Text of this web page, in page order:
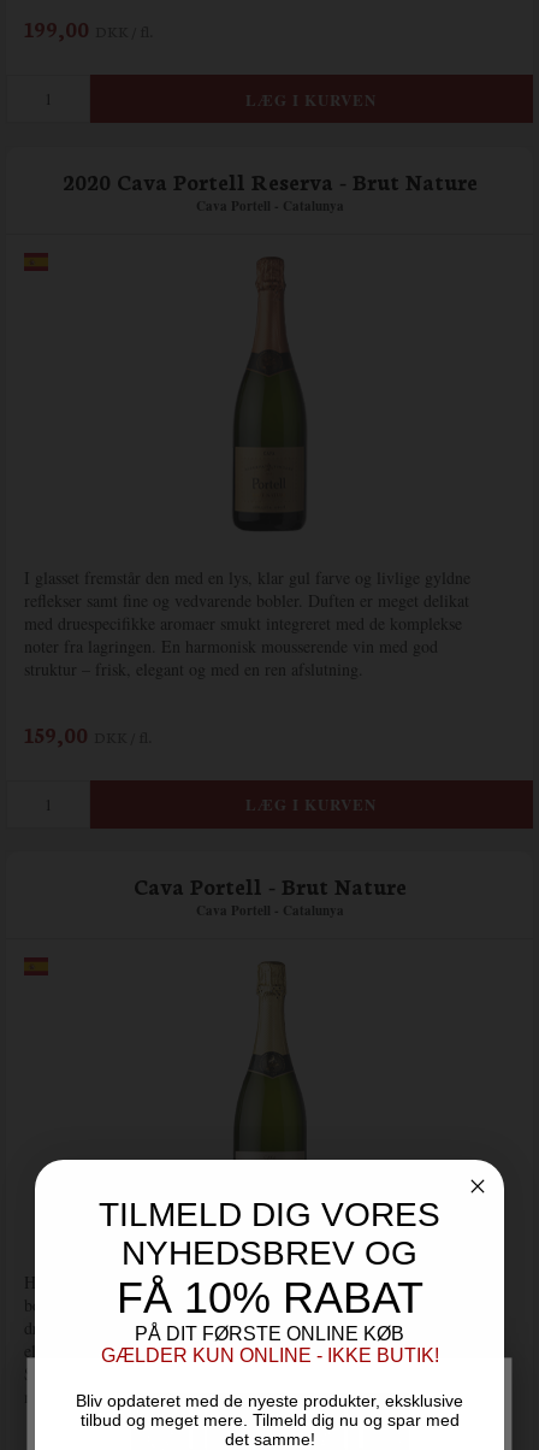
199,00
2020 Cava Portell Reserva - Brut Nature
Cava Portell - Catalunya
I glasset fremstår den med en lys, klar gul farve og livlige gyldne
reflekser samt fine og vedvarende bobler. Duften er meget delikat
med druespecifikke aromaer smukt integreret med de komplekse
noter fra lagringen. En harmonisk mousserende vin med god
struktur – frisk, elegant og med en ren afslutning.
159,00
Cava Portell - Brut Nature
Cava Portell - Catalunya
Her er en Cava med en lys gul farve og grønne reflekser. De fine
bobler danner en vedvarende mousse. I duften forenes de
druespecifikke aromaer med lette, cremede (laktiske) noter samt et
elegant strejf af hvide frugter som æble og pære.
mousse, som munder ud i en fyldig og vedvarende eftersmag.
TILMELD DIG VORES
NYHEDSBREV OG
FÅ 10% RABAT
PÅ DIT FØRSTE ONLINE KØB
GÆLDER KUN ONLINE - IKKE BUTIK!
Bliv opdateret med de nyeste produkter, eksklusive
tilbud og meget mere. Tilmeld dig nu og spar med
det samme!